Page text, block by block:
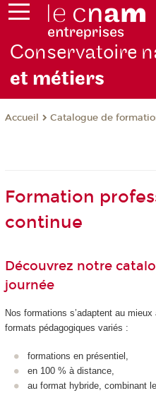
Conservatoire
et métiers
Accueil Catalogue de
Formation
continue
Découvrez notre
journée
Nos formations s’adaptent au
formats pédagogiques variés :
formations en présentiel,
en 100 % à distance,
au format hybride, combinant